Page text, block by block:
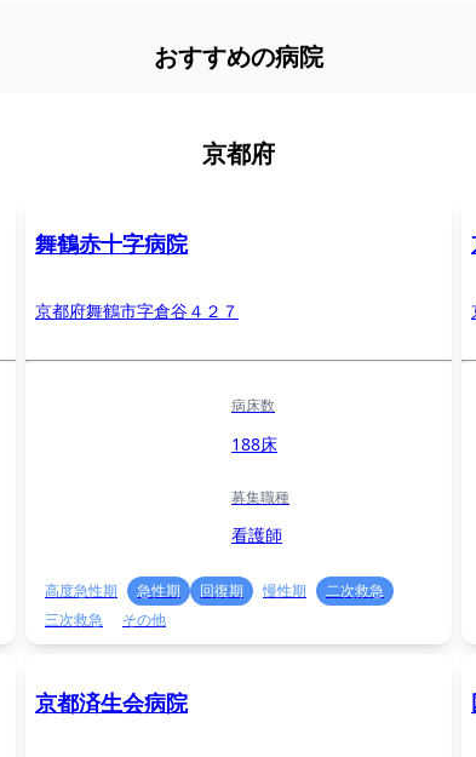
おすすめの病院
京都府
舞鶴赤十字病院
京都府舞鶴市字倉谷４２７
病床数
188床
募集職種
看護師
高度急性期 急性期 回復期 慢性期
二次救急
三次救急
その他
京都済生会病院